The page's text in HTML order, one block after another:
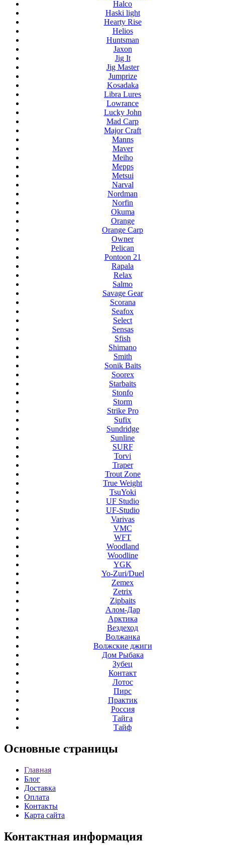
Halco
Haski light
Hearty Rise
Helios
Huntsman
Jaxon
Jig It
Jig Master
Jumprize
Kosadaka
Libra Lures
Lowrance
Lucky John
Mad Carp
Major Craft
Manns
Maver
Meiho
Mepps
Metsui
Narval
Nordman
Norfin
Okuma
Orange
Orange Carp
Owner
Pelican
Pontoon 21
Rapala
Relax
Salmo
Savage Gear
Scorana
Seafox
Select
Sensas
Sfish
Shimano
Smith
Sonik Baits
Soorex
Starbaits
Stonfo
Storm
Strike Pro
Sufix
Sundridge
Sunline
SURF
Torvi
Traper
Trout Zone
True Weight
TsuYoki
UF Studio
UF-Studio
Varivas
VMC
WFT
Woodland
Woodline
YGK
Yo-Zuri/Duel
Zemex
Zetrix
Zipbaits
Алом-Дар
Арктика
Вездеход
Волжанка
Волжские джиги
Дом Рыбака
Зубец
Контакт
Лотос
Пирс
Практик
Россия
Тайга
Тайф
Основные страницы
Главная
Блог
Доставка
Оплата
Контакты
Карта сайта
Контактная информация